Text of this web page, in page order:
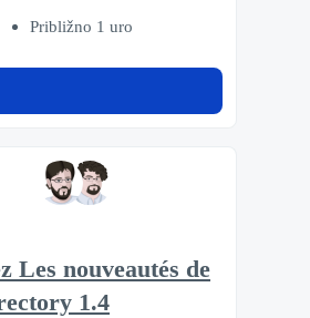
Približno 1 uro
Les nouveautés de
1.4